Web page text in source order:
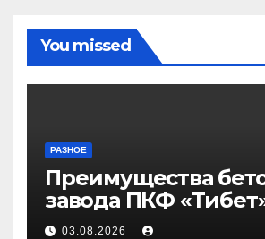
You missed
РАЗНОЕ
Преимущества
завода ПКФ
Волгограде и
03.08.2026